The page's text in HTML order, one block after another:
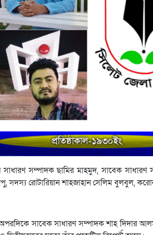
সাধারণ সম্পাদক ছামির মাহমুদ, সাবেক
সদস্য রোটারিয়ান শাহজাহান সেলিম বুলবুল,
সাবেক সাধারণ সম্পাদক শাহ দিদার